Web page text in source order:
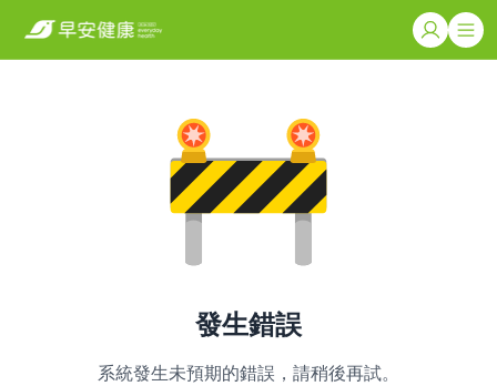
發生錯誤
系統發生未預期的錯誤，請稍後再試。